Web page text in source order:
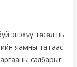
энэхүү тѳсѳл нь
яамны татаас
салбарыг